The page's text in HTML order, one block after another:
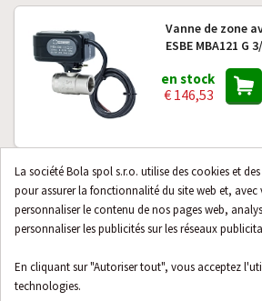
La société Bola spol s.r.o. utilise des cookies et
pour assurer la fonctionnalité du site web et,
personnaliser le contenu de nos pages web,
personnaliser les publicités sur les réseaux
En cliquant sur "Autoriser tout", vous acceptez
technologies.
Vanne de zone
ESBE MBA121 G
en stock
€ 146,53
Tête
51G (RTN51G)
en stock